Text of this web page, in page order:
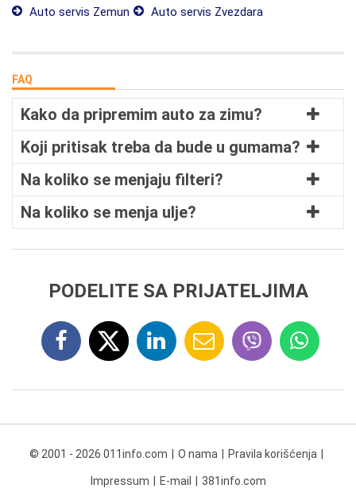
Auto servis Zemun
Auto servis Zvezdara
FAQ
Kako da pripremim auto za zimu?
Koji pritisak treba da bude u gumama?
Na koliko se menjaju filteri?
Na koliko se menja ulje?
PODELITE SA PRIJATELJIMA
© 2001 - 2026 011info.com O nama Pravila korišćenja
Impressum E-mail 381info.com